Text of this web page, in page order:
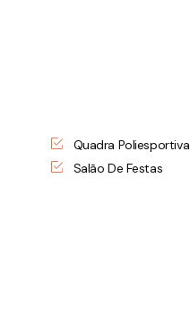
Quadra Poliesportiva
Salão De Festas